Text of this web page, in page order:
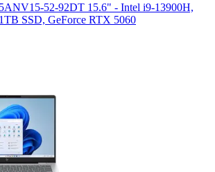
52-92DT 15.6" - Intel i9-13900H,
SSD, GeForce RTX 5060